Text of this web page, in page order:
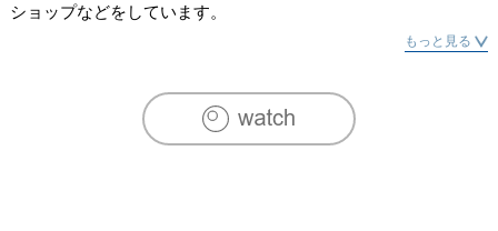
ショップなどをしています。
もっと見る